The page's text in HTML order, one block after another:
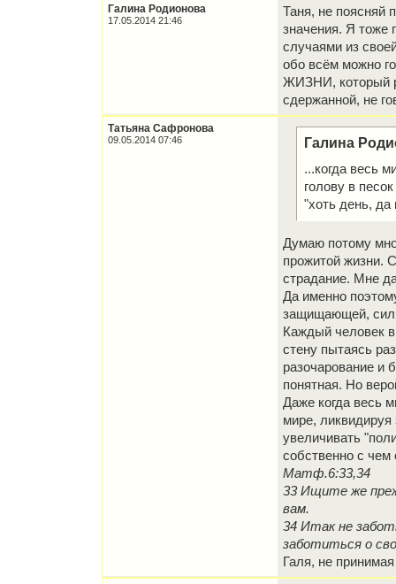
Галина Родионова
17.05.2014 21:46
Таня, не поясняй
значения. Я тоже
случаями из
обо всём можно
ЖИЗНИ, который
сдержанной, не
Татьяна Сафронова
09.05.2014 07:46 Галина
...когда весь
голову в
"хоть день, да
Думаю потому
прожитой жизни.
страдание. Мне
Да именно
защищающей,
Каждый человек
стену пытаясь
разочарование и
понятная. Но
Даже когда весь
мире, ликвидируя
увеличивать
собственно с
Матф.6:33,34
33 Ищите же
вам.
34 Итак не
заботиться о
Галя, не